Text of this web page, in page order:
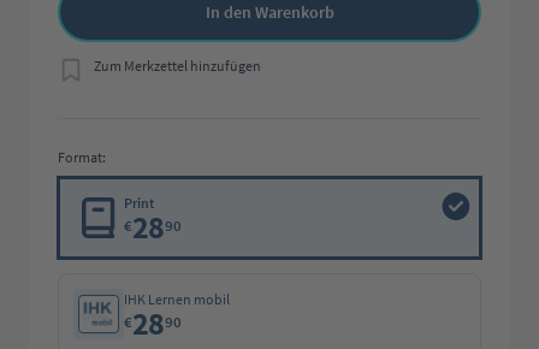
In den Warenkorb
Zum Merkzettel hinzufügen
Format:
Print
€2890
IHK Lernen mobil
€2890